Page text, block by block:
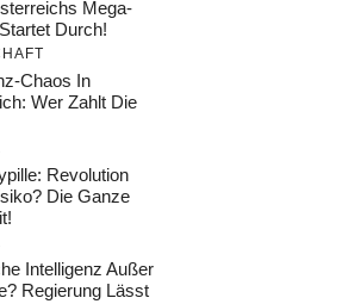
Mega-
Durch!
Chaos In
Wer Zahlt Die
Revolution
Die Ganze
Intelligenz Außer
Regierung Lässt